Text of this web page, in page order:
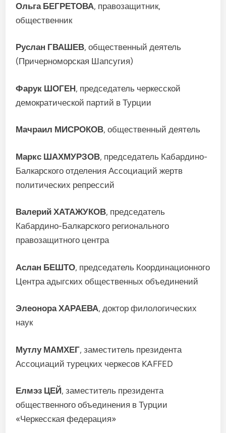
Ольга БЕГРЕТОВА, правозащитник,
общественник
Руслан ГВАШЕВ, общественный деятель
(Причерноморская Шапсугия)
Фарук ШОГЕН, председатель черкесской
демократической партий в Турции
Мачраил МИСРОКОВ, общественный деятель
Маркс ШАХМУРЗОВ, председатель Кабардино-
Балкарского отделения Ассоциаций жертв
политических репрессий
Валерий ХАТАЖУКОВ, председатель
Кабардино-Балкарского регионального
правозащитного центра
Аслан БЕШТО, председатель Координационного
Центра адыгских общественных объединений
Элеонора ХАРАЕВА, доктор филологических
наук
Мутлу МАМХЕГ, заместитель президента
Ассоциаций турецких черкесов KAFFED
Елмэз ЦЕЙ, заместитель президента
общественного объединения в Турции
«Черкесская федерация»